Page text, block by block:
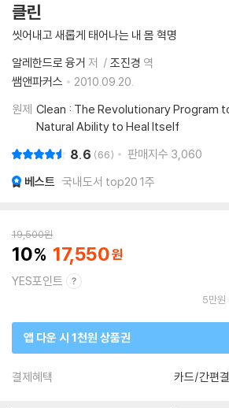
클린
씻어내고 새롭게 태어나는 내 몸 혁명
알레한드로 융거 저 조진경 역
쌤앤파커스
2010.09.20.
원제 Clean : The Revolutionary Program
Natural Ability to Heal Itself
8.6 66 판매지수 3,060
베스트 국내도서 top20 1주
19,500원
10 17,550
YES포인트
5만원
앱 다운 시 1천원 상품권
결제혜택 카드/간편